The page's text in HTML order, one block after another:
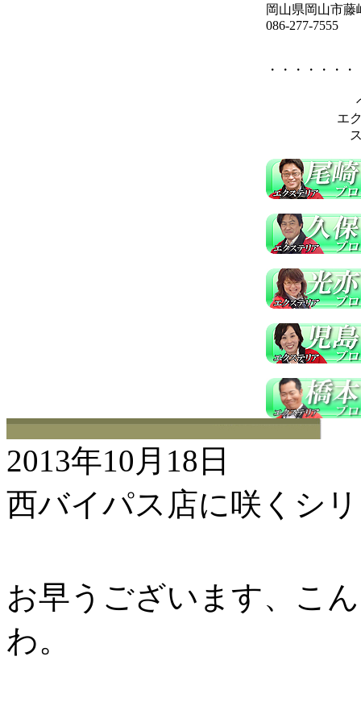
岡山県岡山市藤
086-277-7555
・・・・・・
エ
2013年10月18日
西バイパス店に咲くシ
お早うございます、こ
わ。